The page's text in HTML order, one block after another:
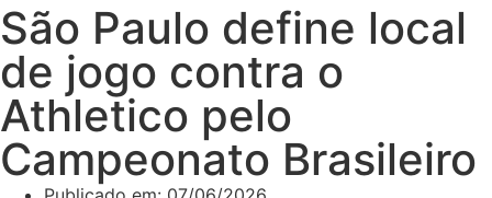
São Paulo define local
de jogo contra o
Athletico pelo
Campeonato Brasileiro